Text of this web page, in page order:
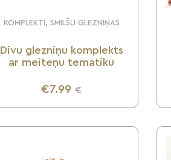
KOMPLEKTI, SMILŠU GLEZNIŅAS
Divu glezniņu komplekts
ar meiteņu tematiku
€7.99 €
UZZINI VAIRĀK